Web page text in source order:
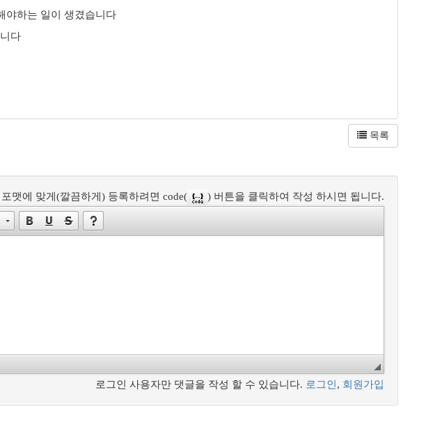
야하는 일이 생겼습니다
다
목록
포맷에 맞게(깔끔하게) 등록하려면 code( ) 버튼을 클릭하여 작성 하시면 됩니다.
로그인 사용자만 댓글을 작성 할 수 있습니다. 로그인 , 회원가입